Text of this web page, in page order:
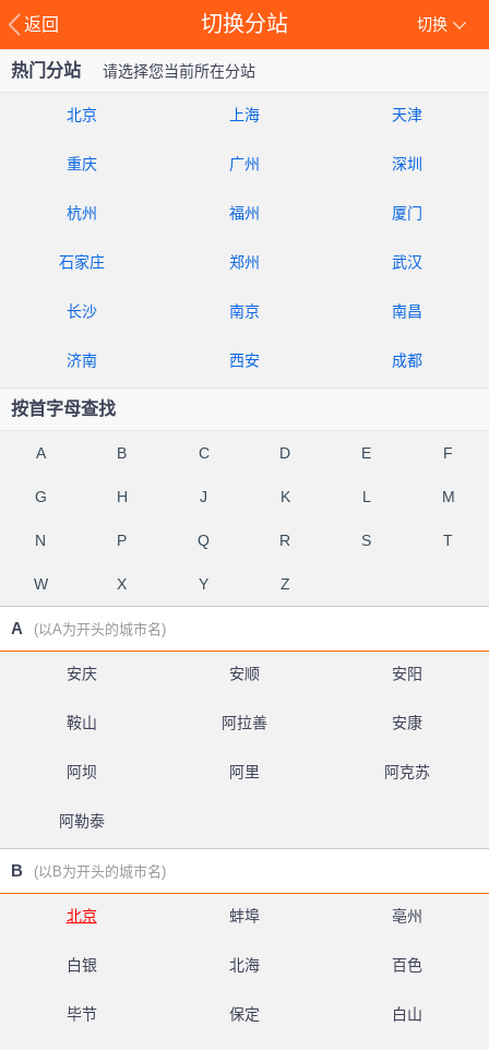
返回 切换
切换分站
热门分站 请选择您当前所在分站
北京 上海 天津
重庆 广州 深圳
杭州 福州 厦门
石家庄 郑州 武汉
长沙 南京 南昌
济南 西安 成都
按首字母查找
A B C D E F
G H J K L M
N P Q R S T
W X Y Z
A (以A为开头的城市名)
安庆 安顺 安阳
鞍山 阿拉善 安康
阿坝 阿里 阿克苏
阿勒泰
B (以B为开头的城市名)
北京 蚌埠 亳州
白银 北海 百色
毕节 保定 白山